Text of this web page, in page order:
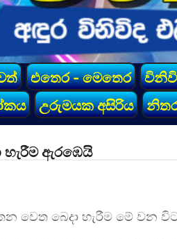
එතෙර - මෙතෙර
උරුමයක අසිරිය
හැරීම ඇරඹෙයි
වෙත බෙදා හැරීම මේ වන